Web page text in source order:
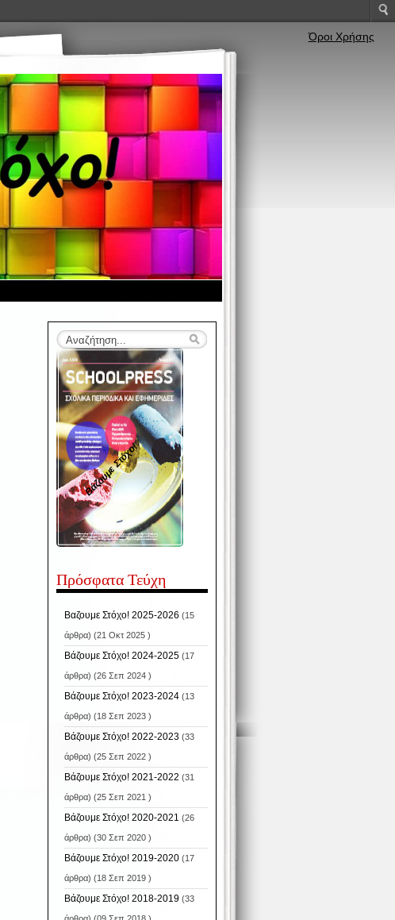
Βάζουμε Στόχο!
Πρόσφατα Τεύχη
Βαζουμε Στόχο! 2025-2026 (15
άρθρα) (21 Οκτ 2025 )
Βάζουμε Στόχο! 2024-2025(17
άρθρα) (26 Σεπ 2024 )
Βάζουμε Στόχο! 2023-2024(13
άρθρα) (18 Σεπ 2023 )
Βάζουμε Στόχο! 2022-2023(33
άρθρα) (25 Σεπ 2022 )
Βάζουμε Στόχο! 2021-2022 (31
άρθρα) (25 Σεπ 2021 )
Βάζουμε Στόχο! 2020-2021 (26
άρθρα) (30 Σεπ 2020 )
Βάζουμε Στόχο! 2019-2020(17
άρθρα) (18 Σεπ 2019 )
Βάζουμε Στόχο! 2018-2019(33
Όροι Χρήσης